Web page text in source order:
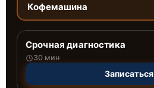
Кофемашина
Срочная диагностика
30 мин
Записаться